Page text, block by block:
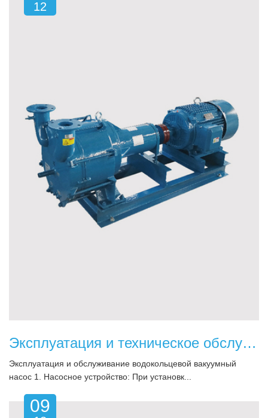
12
Эксплуатация и техническое обслуживание водокольцевого вакуумного насоса
Эксплуатация и обслуживание водокольцевой вакуумный
насос 1. Насосное устройство: При установк...
09